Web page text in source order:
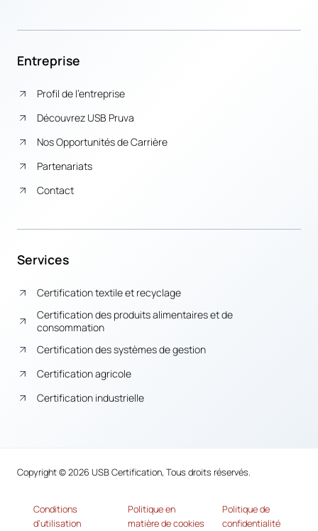
Entreprise
Profil de l’entreprise
Découvrez USB Pruva
Nos Opportunités de Carrière
Partenariats
Contact
Services
Certification textile et recyclage
Certification des produits alimentaires et de
consommation
Certification des systèmes de gestion
Certification agricole
Certification industrielle
Copyright © 2026 USB Certification, Tous droits réservés.
Conditions
d’utilisation
Politique en
matière de cookies
Politique de
confidentialité